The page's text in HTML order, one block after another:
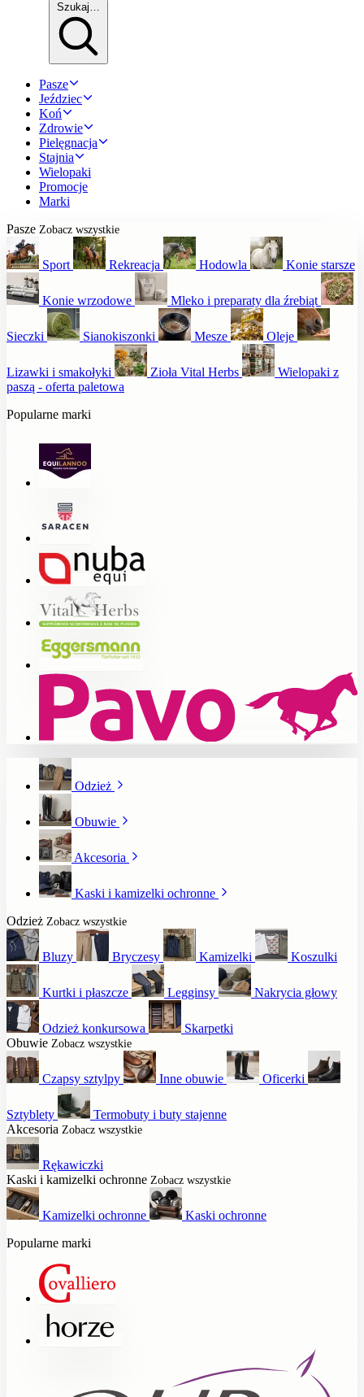
Szukaj…
Pasze
Jeździec
Koń
Zdrowie
Pielęgnacja
Stajnia
Wielopaki
Promocje
Marki
Pasze Zobacz wszystkie
Sport Rekreacja Hodowla Konie starsze
Konie wrzodowe Mleko i preparaty dla źrebiąt
Sieczki Sianokiszonki Mesze Oleje
Lizawki i smakołyki Zioła Vital Herbs
Wielopaki z
paszą - oferta paletowa
Popularne marki
Odzież
Obuwie
Akcesoria
Kaski i kamizelki ochronne
Odzież Zobacz wszystkie
Bluzy Bryczesy Kamizelki Koszulki
Kurtki i płaszcze Legginsy Nakrycia głowy
Odzież konkursowa
Skarpetki
Obuwie Zobacz wszystkie
Czapsy sztylpy Inne obuwie Oficerki
Sztyblety
Termobuty i buty stajenne
Akcesoria Zobacz wszystkie
Rękawiczki
Kaski i kamizelki ochronne Zobacz wszystkie
Kamizelki ochronne
Kaski ochronne
Popularne marki